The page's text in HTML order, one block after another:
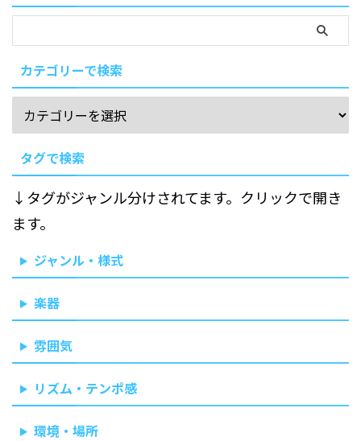
カテゴリーで検索
タグで検索
↓タグがジャンル分けされてます。クリックで開き
ます。
ジャンル・様式
楽器
雰囲気
リズム・テンポ感
環境・場所